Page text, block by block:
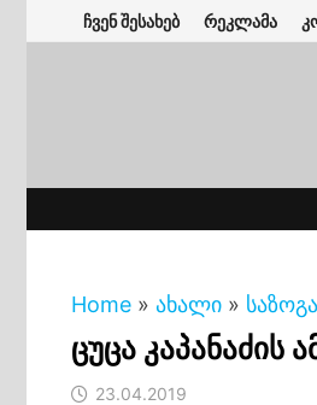
to
ჩვენ შესახებ რეკლამა
Home » ახალი »
ცუცა
23.04.2019